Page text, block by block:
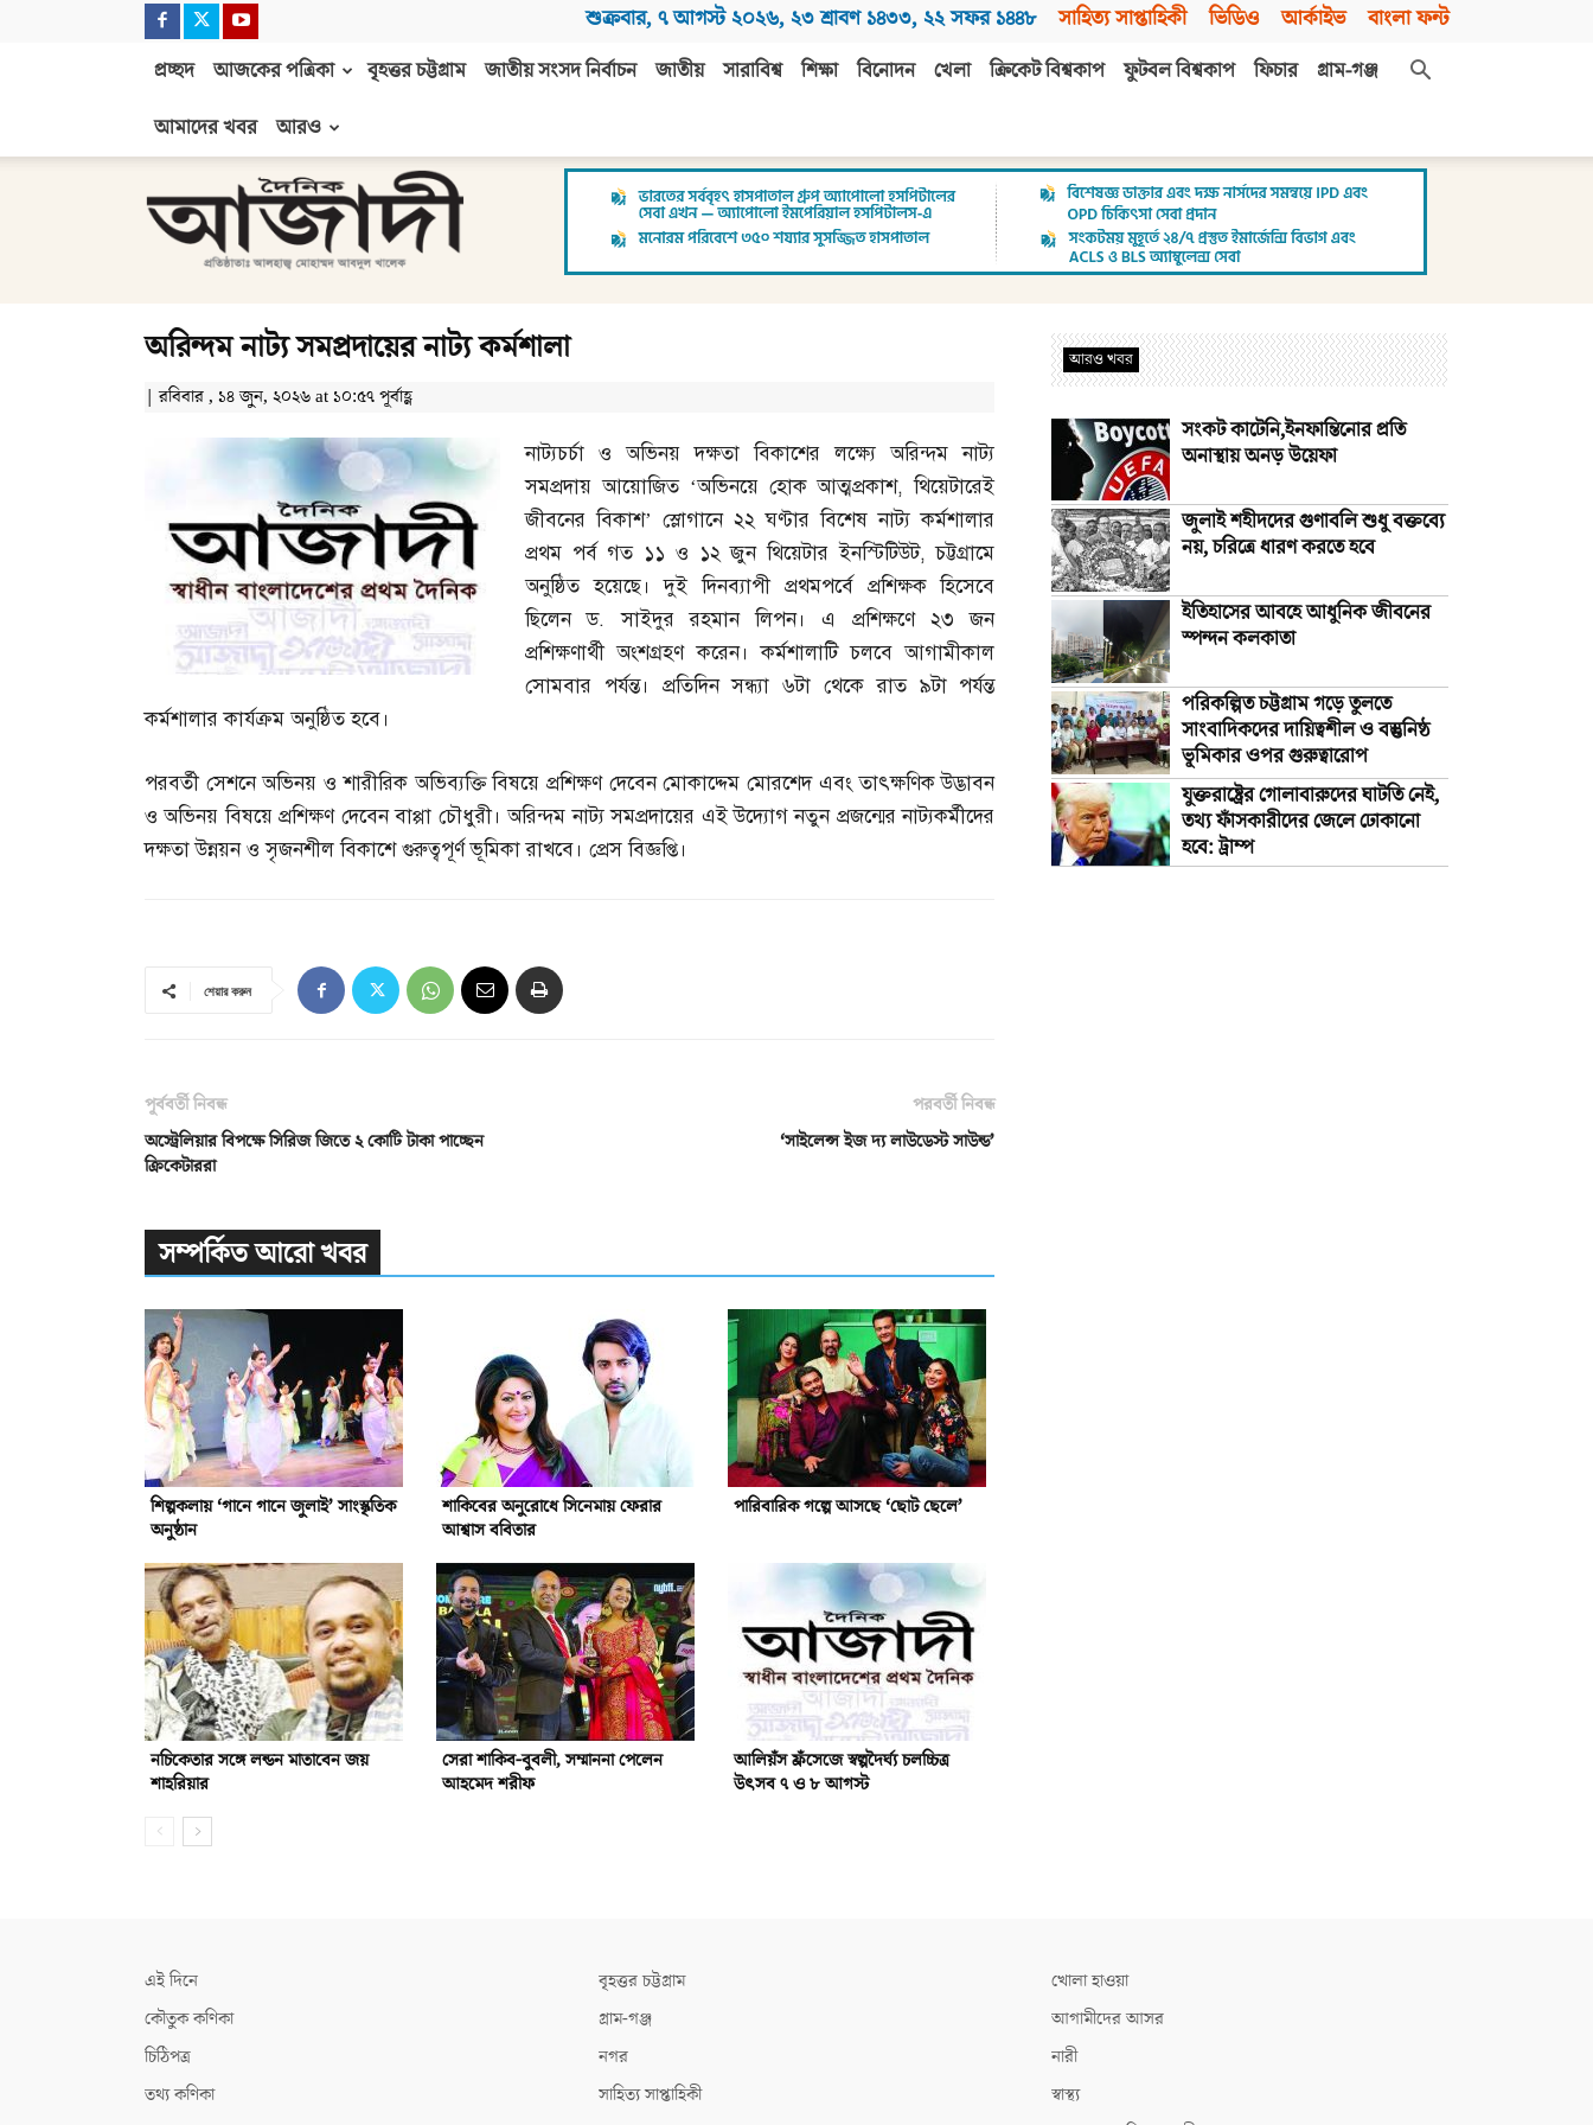
শুক্রবার, ৭ আগস্ট ২০২৬, ২৩ শ্রাবণ ১৪৩৩, ২২ সফর ১৪৪৮ সাহিত্য সাপ্তাহিকী ভিডিও আর্কাইভ বাংলা ফন্ট
প্রচ্ছদ আজকের পত্রিকা বৃহত্তর চট্টগ্রাম জাতীয় সংসদ নির্বাচন জাতীয় সারাবিশ্ব শিক্ষা বিনোদন খেলা ক্রিকেট বিশ্বকাপ ফুটবল বিশ্বকাপ ফিচার
গ্রাম-গঞ্জ
আমাদের খবর
আরও
আজাদী
অরিন্দম নাট্য সমপ্রদায়ের নাট্য কর্মশালা
| রবিবার , ১৪ জুন, ২০২৬ at ১০:৫৭ পূর্বাহ্ণ
নাট্যচর্চা ও অভিনয় দক্ষতা বিকাশের লক্ষ্যে অরিন্দম নাট্য
সমপ্রদায় আয়োজিত ‘অভিনয়ে হোক আত্মপ্রকাশ,থিয়েটারেই
জীবনের বিকাশ’ স্লোগানে ২২ ঘণ্টার বিশেষ নাট্য কর্মশালার
প্রথম পর্ব গত ১১ ও ১২ জুন থিয়েটার ইনস্টিটিউট,চট্টগ্রামে
অনুষ্ঠিত হয়েছে। দুই দিনব্যাপী প্রথমপর্বে প্রশিক্ষক হিসেবে
ছিলেন ড.সাইদুর রহমান লিপন। এ প্রশিক্ষণে ২৩ জন
প্রশিক্ষণার্থী অংশগ্রহণ করেন। কর্মশালাটি চলবে আগামীকাল
সোমবার পর্যন্ত। প্রতিদিন সন্ধ্যা ৬টা থেকে রাত ৯টা পর্যন্ত
কর্মশালার কার্যক্রম অনুষ্ঠিত হবে।
পরবর্তী সেশনে অভিনয় ও শারীরিক অভিব্যক্তি বিষয়ে প্রশিক্ষণ দেবেন মোকাদ্দেম মোরশেদ এবং তাৎক্ষণিক উদ্ভাবন
ও অভিনয় বিষয়ে প্রশিক্ষণ দেবেন বাপ্পা চৌধুরী। অরিন্দম নাট্য সমপ্রদায়ের এই উদ্যোগ নতুন প্রজন্মের নাট্যকর্মীদের
দক্ষতা উন্নয়ন ও সৃজনশীল বিকাশে গুরুত্বপূর্ণ ভূমিকা রাখবে। প্রেস বিজ্ঞপ্তি।
শেয়ার করুন
পূর্ববর্তী নিবন্ধ
অস্ট্রেলিয়ার বিপক্ষে সিরিজ জিতে ২ কোটি টাকা পাচ্ছেন
ক্রিকেটাররা
পরবর্তী নিবন্ধ
‘সাইলেন্স ইজ দ্য লাউডেস্ট সাউন্ড’
সম্পর্কিত আরো খবর
শিল্পকলায় ‘গানে গানে জুলাই’ সাংস্কৃতিক
অনুষ্ঠান
শাকিবের অনুরোধে সিনেমায় ফেরার
আশ্বাস ববিতার
পারিবারিক গল্পে আসছে ‘ছোট ছেলে’
নচিকেতার সঙ্গে লন্ডন মাতাবেন জয়
শাহরিয়ার
সেরা শাকিব-বুবলী, সম্মাননা পেলেন
আহমেদ শরীফ
আলিয়ঁস ফ্রঁসেজে স্বল্পদৈর্ঘ্য চলচ্চিত্র
উৎসব ৭ ও ৮ আগস্ট
আরও খবর
সংকট কাটেনি,ইনফান্তিনোর প্রতি
অনাস্থায় অনড় উয়েফা
জুলাই শহীদদের গুণাবলি শুধু বক্তব্যে
নয়, চরিত্রে ধারণ করতে হবে
ইতিহাসের আবহে আধুনিক জীবনের
স্পন্দন কলকাতা
পরিকল্পিত চট্টগ্রাম গড়ে তুলতে
সাংবাদিকদের দায়িত্বশীল ও বস্তুনিষ্ঠ
ভূমিকার ওপর গুরুত্বারোপ
যুক্তরাষ্ট্রের গোলাবারুদের ঘাটতি নেই,
তথ্য ফাঁসকারীদের জেলে ঢোকানো
হবে: ট্রাম্প
এই দিনে
কৌতুক কণিকা
চিঠিপত্র
তথ্য কণিকা
বৃহত্তর চট্টগ্রাম
গ্রাম-গঞ্জ
নগর
সাহিত্য সাপ্তাহিকী
খোলা হাওয়া
আগামীদের আসর
নারী
স্বাস্থ্য